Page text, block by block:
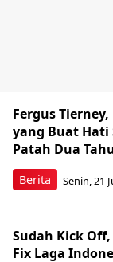
Berita
Fergus
yang Buat Hati
Patah Dua
Senin, 21
Sudah Kick
Fix Laga